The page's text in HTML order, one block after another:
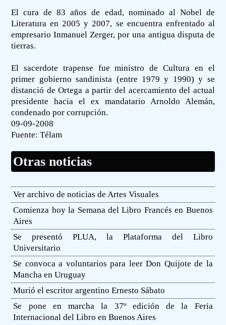
El cura de 83 años de edad, nominado al Nobel de
Literatura en 2005 y 2007, se encuentra enfrentado al
empresario Inmanuel Zerger, por una antigua disputa de
tierras.
El sacerdote trapense fue ministro de Cultura en el
primer gobierno sandinista (entre 1979 y 1990) y se
distanció de Ortega a partir del acercamiento del actual
presidente hacia el ex mandatario Arnoldo Alemán,
condenado por corrupción.
09-09-2008
Fuente:Télam
Otras noticias
Ver archivo de noticias de Artes Visuales
Comienza hoy la Semana del Libro Francés en Buenos
Aires
Se presentó PLUA, la Plataforma del Libro
Universitario
Se convoca a voluntarios para leer Don Quijote de la
Mancha en Uruguay
Murió el escritor argentino Ernesto Sábato
Se pone en marcha la 37º edición de la Feria
Internacional del Libro en Buenos Aires